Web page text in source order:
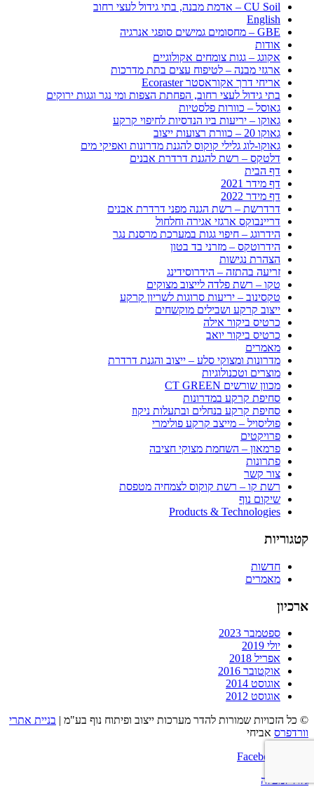
CU Soil – אדמת מבנה, בתי גידול לעצי רחוב
English
GBE – מחסומים גמישים סופגי אנרגיה
אודות
אקוגג – גגות צומחים אקולוגיים
ארגזי מבנה – לטיפוח עצים בתת מדרכות
אריחי דרך אקוראסטר Ecoraster
בתי גידול לעצי רחוב, הפחתת הצפות ומי נגר וגגות ירוקים
גאוסל – כוורות פלסטיות
גאוקו – יריעות ביו הנדסיות לחיפוי קרקע
גאוקו 20 – כוורת רצועות ייצוב
גאוקו-לוג גלילי קוקוס להגנת מדרונות ואפיקי מים
דלטקס – רשת להגנת דרדרת אבנים
דף הבית
דף מידר 2021
דף מידר 2022
דרדרשת – רשת הגנה מפני דרדרת אבנים
דריינבוקס ארגזי אגירה וחלחול
הידרוגג – חיפוי גגות במערכת מרסנת נגר
הידרוטקס – מזרני בד בטון
הצהרת נגישות
זריעה בהתזה – הידרוסידינג
טקו – רשת פלדה לייצוב מצוקים
טקסינוב – יריעות סרוגות לשריון קרקע
ייצוב קרקע ושבילים מוקשחים
כרטיס ביקור אילה
כרטיס ביקור יואב
מאמרים
מדרונות ומצוקי סלע – ייצוב והגנת דרדרת
מוצרים וטכנולוגיות
מכוון שורשים CT GREEN
סחיפת קרקע במדרונות
סחיפת קרקע בנחלים ובתעלות ניקוז
פוליסויל – מייצב קרקע פולימרי
פרויקטים
פרמאון – השחמת מצוקי חציבה
פתרונות
צור קשר
רשת קו – רשת קוקוס לצמחיה מטפסת
שיקום נוף
Products & Technologies
קטגוריות
חדשות
מאמרים
ארכיון
ספטמבר 2023
יולי 2019
אפריל 2018
אוקטובר 2016
אוגוסט 2014
אוגוסט 2012
© כל הזכויות שמורות להדר מערכות ייצוב ופיתוח נוף בע"מ | בניית אתרי
וורדפרס אביחי
Facebook
גלול למעלה